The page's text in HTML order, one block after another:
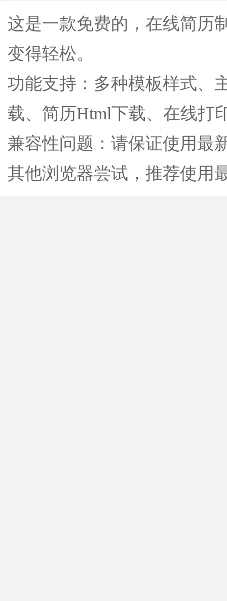
这是一款免费的，在线简历
变得轻松。
功能支持：多种模板样式、
载、简历Html下载、在线打
兼容性问题：请保证使用最
其他浏览器尝试，推荐使用